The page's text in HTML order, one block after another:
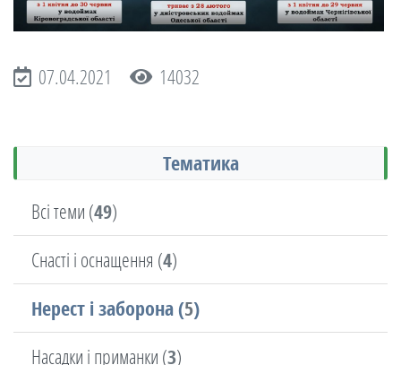
07.04.2021 14032
Тематика
Всі теми (49)
Снасті і оснащення (4)
Нерест і заборона (5)
Насадки і приманки (3)